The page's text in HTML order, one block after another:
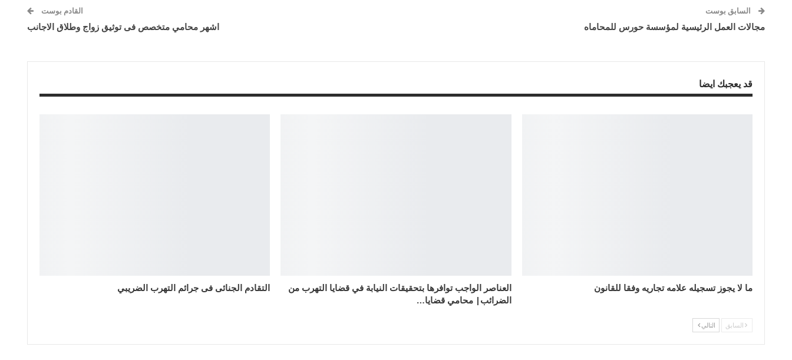
السابق بوست
مجالات العمل الرئيسية لمؤسسة حورس للمحاماه
القادم بوست
اشهر محامي متخصص فى توثيق زواج وطلاق الاجانب
قد يعجبك ايضا
ما لا يجوز تسجيله علامه تجاريه وفقا للقانون
العناصر الواجب توافرها بتحقيقات النيابة في قضايا التهرب من
الضرائب| محامي قضايا…
التقادم الجنائى فى جرائم التهرب الضريبي
السابق التالي